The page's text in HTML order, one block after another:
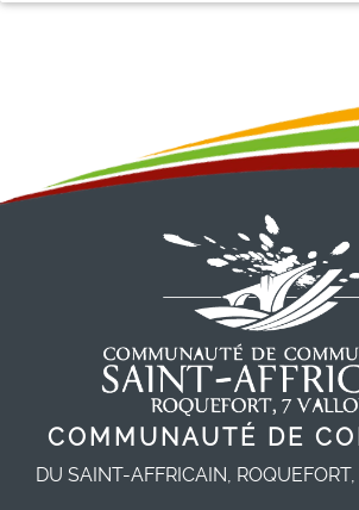
COMMUNAUTÉ DE
DU SAINT-AFFRICAIN,